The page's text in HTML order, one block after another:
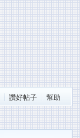
讚好帖子 幫助